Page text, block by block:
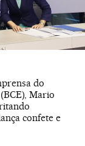
do
Mario
confete e